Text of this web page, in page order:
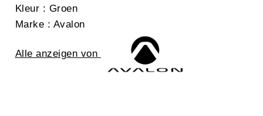
Kleur : Groen
Marke : Avalon
Alle anzeigen von